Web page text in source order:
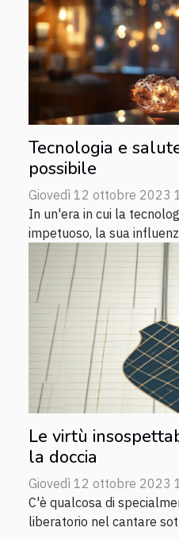
Tecnologia e
possibile
Giovedì 12 ottobre 2023
In un'era in cui la
impetuoso, la sua
Le virtù
la doccia
Giovedì 12 ottobre 2023
C'è qualcosa di
liberatorio nel cantare